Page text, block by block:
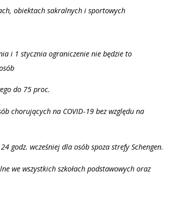
obiektach sakralnych i sportowych
i 1 stycznia ograniczenie nie będzie to
do 75 proc.
chorujących na COVID-19 bez względu na
godz. wcześniej dla osób spoza strefy Schengen.
we wszystkich szkołach podstawowych oraz